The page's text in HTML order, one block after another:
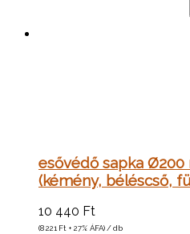
esővédő sapka
(kémény, béléscső,
10 440 Ft
(8 221 Ft + 27% ÁFA) / db